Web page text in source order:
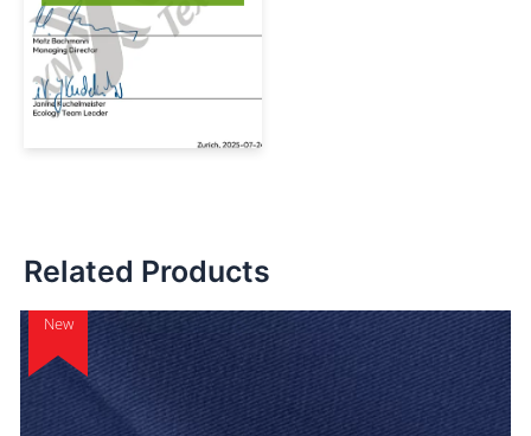
Related Products
New